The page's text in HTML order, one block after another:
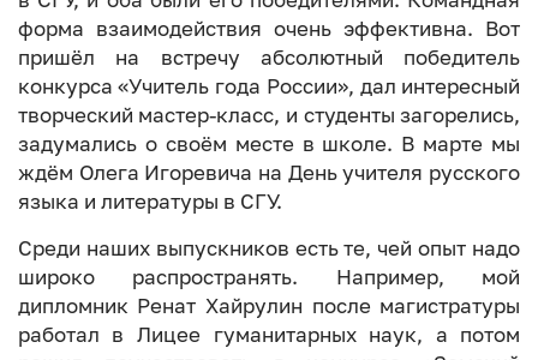
форма взаимодействия очень эффективна. Вот
пришёл на встречу абсолютный победитель
конкурса «Учитель года России», дал интересный
творческий мастер-класс, и студенты загорелись,
задумались о своём месте в школе. В марте мы
ждём Олега Игоревича на День учителя русского
языка и литературы в СГУ.
Среди наших выпускников есть те, чей опыт надо
широко распространять. Например, мой
дипломник Ренат Хайрулин после магистратуры
работал в Лицее гуманитарных наук, а потом